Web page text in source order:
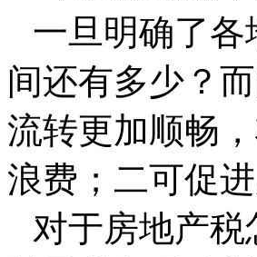
一旦明确了
间还有多少？
流转更加顺畅
浪费；二可促
对于房地产